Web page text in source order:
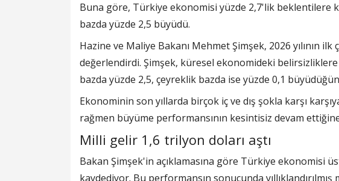
Buna göre, Türkiye ekonomisi yüzde 2,7'lik beklentilere
bazda yüzde 2,5 büyüdü.
Hazine ve Maliye Bakanı Mehmet Şimşek, 2026 yılının
değerlendirdi. Şimşek, küresel ekonomideki
bazda yüzde 2,5, çeyreklik bazda ise yüzde 0,1
Ekonominin son yıllarda birçok iç ve dış şokla karşı
rağmen büyüme performansının kesintisiz devam
Milli gelir 1,6 trilyon doları aştı
Bakan Şimşek'in açıklamasına göre Türkiye ekonomisi
kaydediyor. Bu performansın sonucunda